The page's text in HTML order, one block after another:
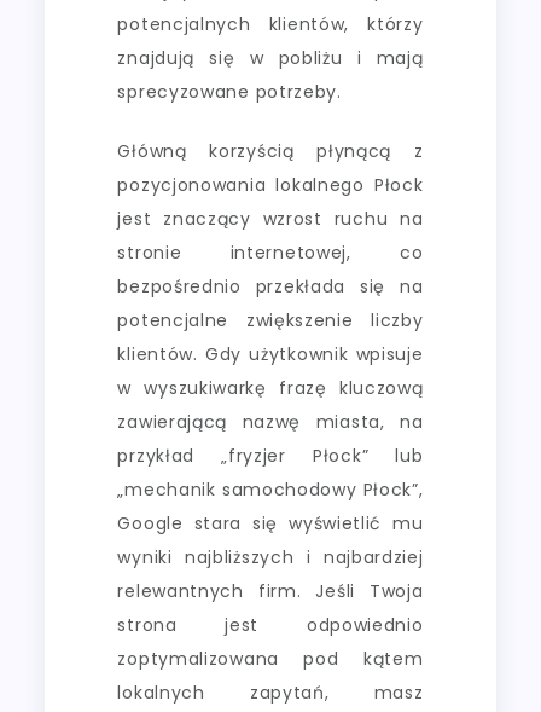
potencjalnych klientów, którzy
znajdują się w pobliżu i mają
sprecyzowane potrzeby.
Główną korzyścią płynącą z
pozycjonowania lokalnego Płock
jest znaczący wzrost ruchu na
stronie internetowej, co
bezpośrednio przekłada się na
potencjalne zwiększenie liczby
klientów. Gdy użytkownik wpisuje
w wyszukiwarkę frazę kluczową
zawierającą nazwę miasta, na
przykład „fryzjer Płock” lub
„mechanik samochodowy Płock”,
Google stara się wyświetlić mu
wyniki najbliższych i najbardziej
relewantnych firm. Jeśli Twoja
strona jest odpowiednio
zoptymalizowana pod kątem
lokalnych zapytań, masz